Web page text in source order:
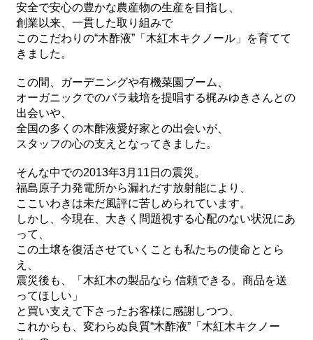
安全で安心の豊かな農産物の生産を目指し、
創業以来、一貫した取り組みで
このこだわりの“木酢液”「木紅木キクノール」を育てて
きました。
この間、ガーデニングや有機菜園ブーム、
オーガニックでのバラ栽培を提唱する梶みゆきさんとの
出会いや、
全国の多くの木酢液愛好家との出会いが、
スタッフの心の支えとなってきました。
そんな中での2013年3月11日の震災。
福島原子力発電所から漏れだす放射能により、
ここいわきは未だ風評に苦しめられています。
しかし、今現在、大きく問題視する心配のない状況にあ
って、
この土壌を復活させていくことも私たちの使命ととら
え、
震災後も、「木紅木の製品なら 信頼できる。商品を送
ってほしい」
と買い支えて下さったお客様に感謝しつつ、
これからも、変わらぬ良質“木酢液”「木紅木キクノー